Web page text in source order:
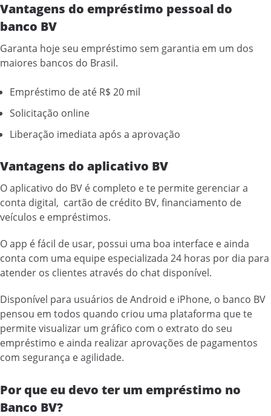
Vantagens do empréstimo pessoal do
banco BV
Garanta hoje seu empréstimo sem garantia em um dos
maiores bancos do Brasil.
Empréstimo de até R$ 20 mil
Solicitação online
Liberação imediata após a aprovação
Vantagens do aplicativo BV
O aplicativo do BV é completo e te permite gerenciar a
conta digital, cartão de crédito BV, financiamento de
veículos e empréstimos.
O app é fácil de usar, possui uma boa interface e ainda
conta com uma equipe especializada 24 horas por dia para
atender os clientes através do chat disponível.
Disponível para usuários de Android e iPhone, o banco BV
pensou em todos quando criou uma plataforma que te
permite visualizar um gráfico com o extrato do seu
empréstimo e ainda realizar aprovações de pagamentos
com segurança e agilidade.
Por que eu devo ter um empréstimo no
Banco BV?